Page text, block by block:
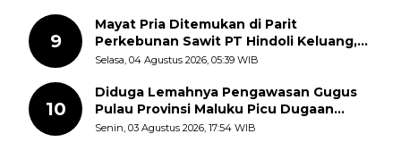
9
Mayat Pria Ditemukan di Parit
Perkebunan Sawit PT Hindoli Keluang,
Polisi Selidiki Penyebab Kematian
Selasa, 04 Agustus 2026, 05:39 WIB
10
Diduga Lemahnya Pengawasan Gugus
Pulau Provinsi Maluku Picu Dugaan
Pungli terhadap Nelayan Bale-Bale di
Senin, 03 Agustus 2026, 17:54 WIB